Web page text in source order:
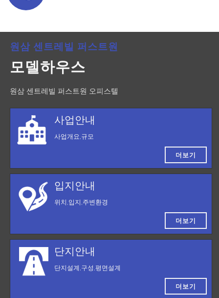
원삼 센트레빌 퍼스트원
모델하우스
원삼 센트레빌 퍼스트원 오피스텔
사업안내
사업개요,규모
더보기
입지안내
위치,입지,주변환경
더보기
단지안내
단지설계,구성,평면설계
더보기